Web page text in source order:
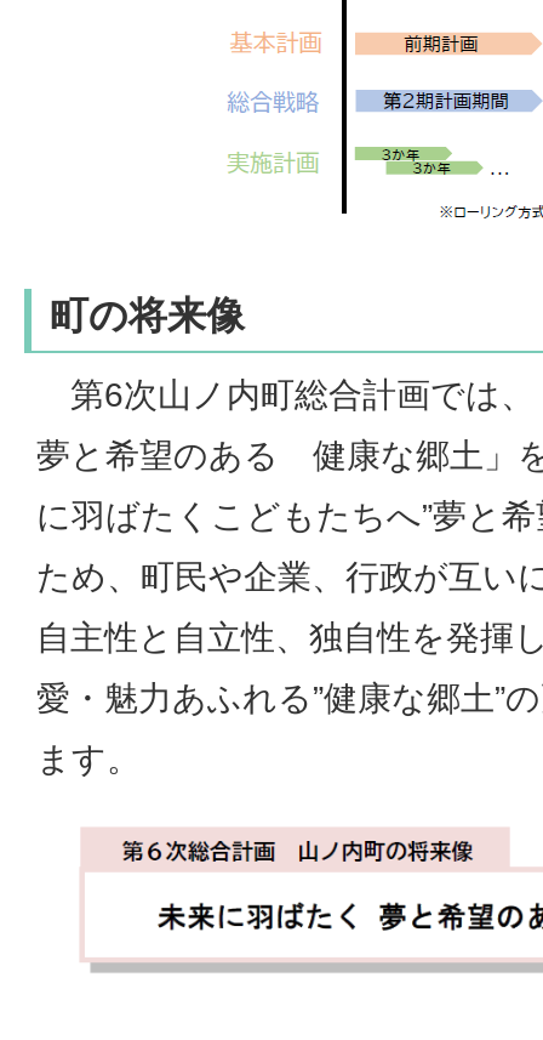
町の将来像
第6次山ノ内町総合計画では
夢と希望のある 健康な郷土」
に羽ばたくこどもたちへ”夢と
ため、町民や企業、行政が互い
自主性と自立性、独自性を発揮
愛・魅力あふれる”健康な郷土”
ます。